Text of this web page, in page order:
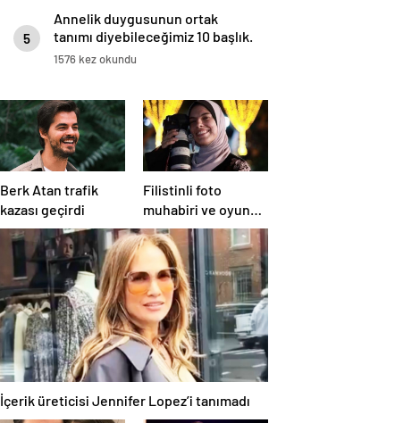
5
Annelik duygusunun ortak
tanımı diyebileceğimiz 10 başlık.
1576 kez okundu
Berk Atan trafik
kazası geçirdi
Filistinli foto
muhabiri ve oyuncu
Fatima Hassona,
hava saldırısı
sonucu hayatını
kaybetti
İçerik üreticisi Jennifer Lopez’i tanımadı